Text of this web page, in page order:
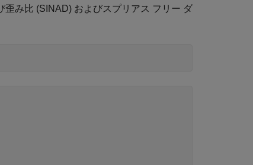
み比 (SINAD) およびスプリアス フリー ダ